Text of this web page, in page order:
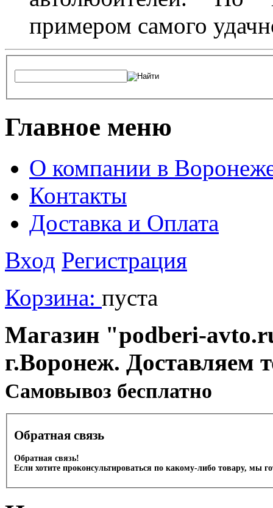
примером самого
Главное меню
О компании в
Контакты
Доставка и Оплата
Вход Регистрация
Корзина: пуста
Магазин "podberi-
г.Воронеж. Доставляем
Cамовывоз бесплатно
Обратная связь
Обратная связь!
Если хотите проконсультироваться по какому-либо товару, мы